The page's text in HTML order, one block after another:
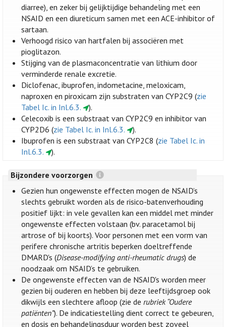
diarree), en zeker bij gelijktijdige behandeling met een
NSAID en een diureticum samen met een ACE-inhibitor of
sartaan.
Verhoogd risico van hartfalen bij associëren met
pioglitazon.
Stijging van de plasmaconcentratie van lithium door
verminderde renale excretie.
Diclofenac, ibuprofen, indometacine, meloxicam,
naproxen en piroxicam zijn substraten van CYP2C9 (zie
Tabel Ic. in Inl.6.3.
).
Celecoxib is een substraat van CYP2C9 en inhibitor van
CYP2D6 (zie Tabel Ic. in Inl.6.3.
).
Ibuprofen is een substraat van CYP2C8 (zie Tabel Ic. in
Inl.6.3.
).
Bijzondere voorzorgen
Gezien hun ongewenste effecten mogen de NSAID’s
slechts gebruikt worden als de risico-batenverhouding
positief lijkt: in vele gevallen kan een middel met minder
ongewenste effecten volstaan (bv. paracetamol bij
artrose of bij koorts). Voor personen met een vorm van
perifere chronische artritis beperken doeltreffende
DMARD's (Disease-modifying anti-rheumatic drugs) de
noodzaak om NSAID’s te gebruiken.
De ongewenste effecten van de NSAID's worden meer
gezien bij ouderen en hebben bij deze leeftijdsgroep ook
dikwijls een slechtere afloop (zie derubriek “Oudere
patiënten”). De indicatiestelling dient correct te gebeuren,
en dosis en behandelingsduur worden best zoveel